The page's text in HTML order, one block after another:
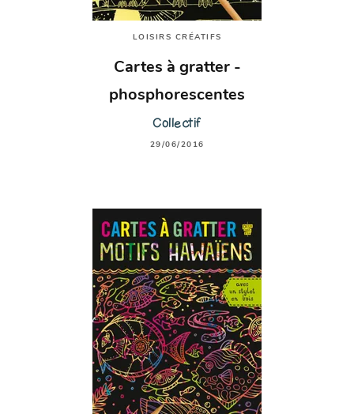
LOISIRS CRÉATIFS
Cartes à gratter -
phosphorescentes
Collectif
29/06/2016